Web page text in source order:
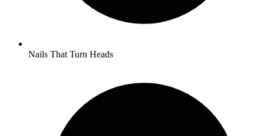
Nails That Turn Heads